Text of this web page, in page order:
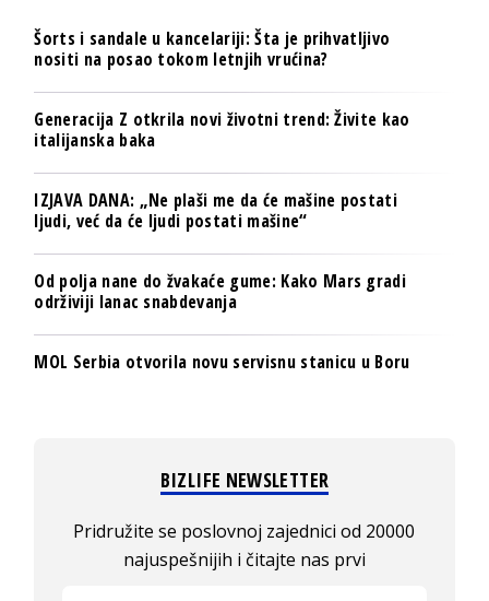
Šorts i sandale u kancelariji: Šta je prihvatljivo
nositi na posao tokom letnjih vrućina?
Generacija Z otkrila novi životni trend: Živite kao
italijanska baka
IZJAVA DANA: „Ne plaši me da će mašine postati
ljudi, već da će ljudi postati mašine“
Od polja nane do žvakaće gume: Kako Mars gradi
održiviji lanac snabdevanja
MOL Serbia otvorila novu servisnu stanicu u Boru
BIZLIFE NEWSLETTER
Pridružite se poslovnoj zajednici od 20000
najuspešnijih i čitajte nas prvi